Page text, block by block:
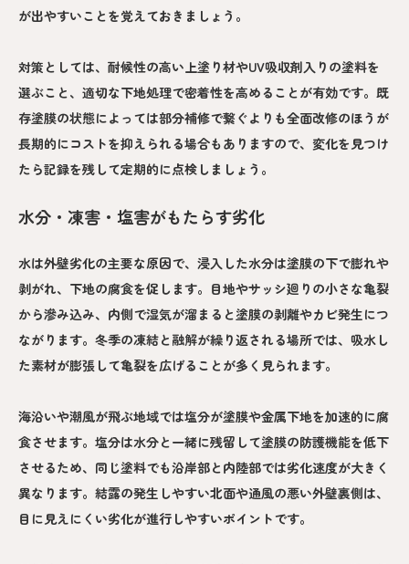
が出やすいことを覚えておきましょう。
対策としては、耐候性の高い上塗り材やUV吸収剤入りの塗料を
選ぶこと、適切な下地処理で密着性を高めることが有効です。既
存塗膜の状態によっては部分補修で繋ぐよりも全面改修のほうが
長期的にコストを抑えられる場合もありますので、変化を見つけ
たら記録を残して定期的に点検しましょう。
水分・凍害・塩害がもたらす劣化
水は外壁劣化の主要な原因で、浸入した水分は塗膜の下で膨れや
剥がれ、下地の腐食を促します。目地やサッシ廻りの小さな亀裂
から滲み込み、内側で湿気が溜まると塗膜の剥離やカビ発生につ
ながります。冬季の凍結と融解が繰り返される場所では、吸水し
た素材が膨張して亀裂を広げることが多く見られます。
海沿いや潮風が飛ぶ地域では塩分が塗膜や金属下地を加速的に腐
食させます。塩分は水分と一緒に残留して塗膜の防護機能を低下
させるため、同じ塗料でも沿岸部と内陸部では劣化速度が大きく
異なります。結露の発生しやすい北面や通風の悪い外壁裏側は、
目に見えにくい劣化が進行しやすいポイントです。